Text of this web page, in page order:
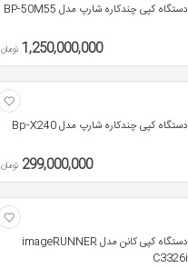
دستگاه کپی چندکاره شارپ مدل BP-50M55
1,250,000,000 تومان
دستگاه کپی چندکاره شارپ مدل Bp-X240
299,000,000 تومان
دستگاه کپی کانن مدل imageRUNNER
C3326i